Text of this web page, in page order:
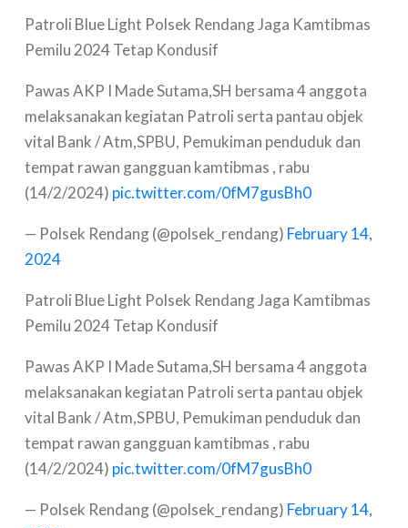
Patroli Blue Light Polsek Rendang Jaga Kamtibmas
Pemilu 2024 Tetap Kondusif
Pawas AKP I Made Sutama,SH bersama 4 anggota
melaksanakan kegiatan Patroli serta pantau objek
vital Bank / Atm,SPBU, Pemukiman penduduk dan
tempat rawan gangguan kamtibmas , rabu
(14/2/2024) pic.twitter.com/0fM7gusBh0
— Polsek Rendang (@polsek_rendang) February 14,
2024
Patroli Blue Light Polsek Rendang Jaga Kamtibmas
Pemilu 2024 Tetap Kondusif
Pawas AKP I Made Sutama,SH bersama 4 anggota
melaksanakan kegiatan Patroli serta pantau objek
vital Bank / Atm,SPBU, Pemukiman penduduk dan
tempat rawan gangguan kamtibmas , rabu
(14/2/2024) pic.twitter.com/0fM7gusBh0
— Polsek Rendang (@polsek_rendang) February 14,